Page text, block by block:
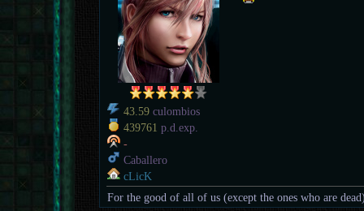
43.59 culombios
439761 p.d.exp.
-
Caballero
cLicK
For the good of all of us (except the ones who are